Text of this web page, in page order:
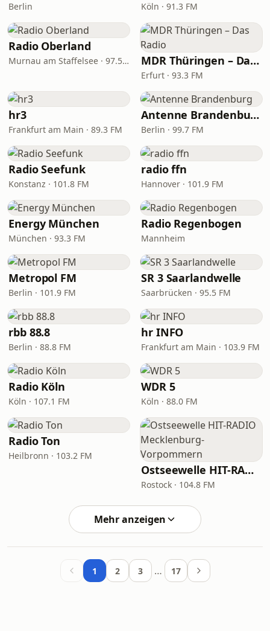
Berlin Köln · 91.3 FM
Radio Oberland
Murnau am Staffelsee · 97.5 FM MDR Thüringen – Das Radio
Erfurt · 93.3 FM
hr3
Frankfurt am Main · 89.3 FM
Antenne Brandenburg
Berlin · 99.7 FM
Radio Seefunk
Konstanz · 101.8 FM
radio ffn
Hannover · 101.9 FM
Energy München
München · 93.3 FM
Radio Regenbogen
Mannheim
Metropol FM
Berlin · 101.9 FM
SR 3 Saarlandwelle
Saarbrücken · 95.5 FM
rbb 88.8
Berlin · 88.8 FM
hr INFO
Frankfurt am Main · 103.9 FM
Radio Köln
Köln · 107.1 FM
WDR 5
Köln · 88.0 FM
Radio Ton
Heilbronn · 103.2 FM
Ostseewelle HIT-RADIO Mecklenburg-Vorpommern
Rostock · 104.8 FM
Mehr anzeigen
1 2 3 … 17